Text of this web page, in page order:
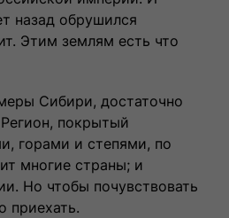
тур
назад обрушился
Этим землям есть что
Сибири, достаточно
Регион, покрытый
горами и степями, по
многие страны; и
Но чтобы почувствовать
приехать.